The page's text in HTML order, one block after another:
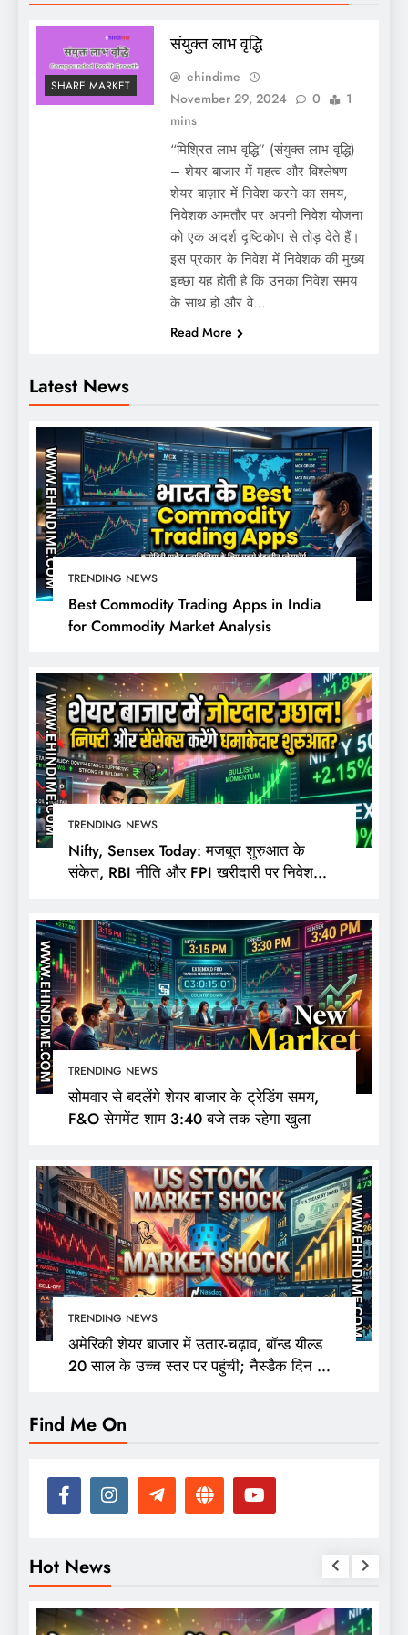
Latest News
TRENDING NEWS
Best Commodity Trading Apps in India
for Commodity Market Analysis
TRENDING NEWS
Nifty, Sensex Today: मजबूत शुरुआत के
संकेत, RBI नीति और FPI खरीदारी पर निवेशकों
TRENDING NEWS
सोमवार से बदलेंगे शेयर बाजार के ट्रेडिंग समय,
F&O सेगमेंट शाम 3:40 बजे तक रहेगा खुला
TRENDING NEWS
अमेरिकी शेयर बाजार में उतार-चढ़ाव, बॉन्ड यील्ड
20 साल के उच्च स्तर पर पहुंची; नैस्डैक दिन की
SHARE MARKET
संयुक्त लाभ वृद्धि
ehindime
November 29, 2024
0
1
mins
“मिश्रित लाभ वृद्धि” (संयुक्त लाभ वृद्धि)
– शेयर बाजार में महत्व और विश्लेषण
शेयर बाज़ार में निवेश करने का समय,
निवेशक आमतौर पर अपनी निवेश योजना
को एक आदर्श दृष्टिकोण से तोड़ देते हैं।
इस प्रकार के निवेश में निवेशक की मुख्य
इच्छा यह होती है कि उनका निवेश समय
के साथ हो और वे…
Read More
Find Me On
Hot News